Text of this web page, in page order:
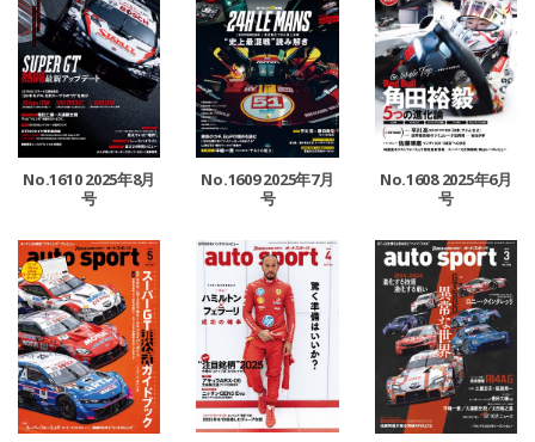
No.1610 2025年8月
号
No.1609 2025年7月
号
No.1608 2025年6月
号